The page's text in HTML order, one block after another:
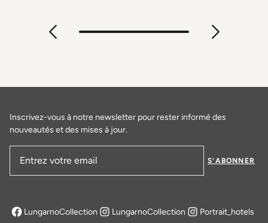
Inscrivez-vous à notre newsletter pour rester informé des
nouveautés et des mises à jour.
S'ABONNER
LungarnoCollection
s'ouvre dans un nouvel onglet
LungarnoCollection Portrait_hotels